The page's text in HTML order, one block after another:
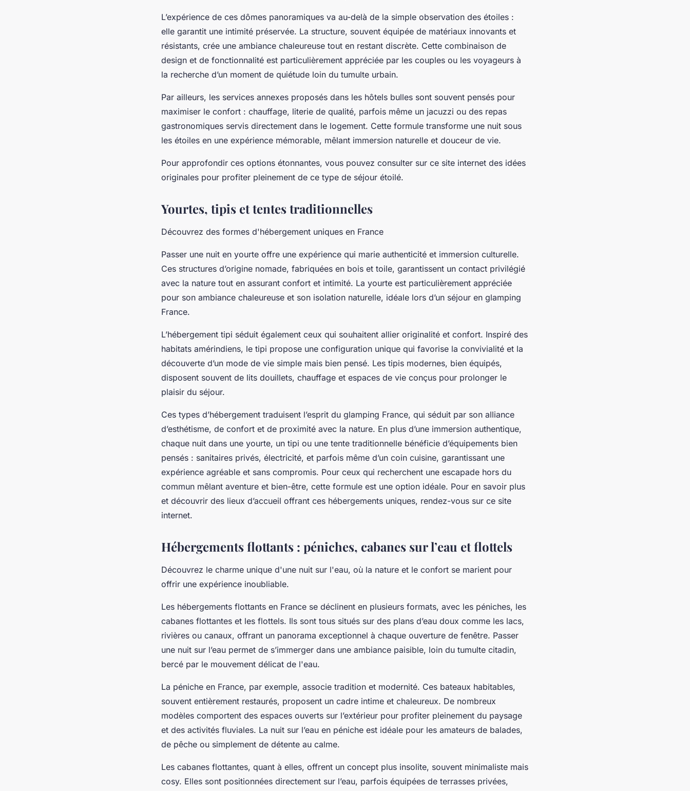
L’expérience de ces dômes panoramiques va au-delà de la simple observation des étoiles :
elle garantit une intimité préservée. La structure, souvent équipée de matériaux innovants et
résistants, crée une ambiance chaleureuse tout en restant discrète. Cette combinaison de
design et de fonctionnalité est particulièrement appréciée par les couples ou les voyageurs à
la recherche d’un moment de quiétude loin du tumulte urbain.
Par ailleurs, les services annexes proposés dans les hôtels bulles sont souvent pensés pour
maximiser le confort : chauffage, literie de qualité, parfois même un jacuzzi ou des repas
gastronomiques servis directement dans le logement. Cette formule transforme une nuit sous
les étoiles en une expérience mémorable, mêlant immersion naturelle et douceur de vie.
Pour approfondir ces options étonnantes, vous pouvez consulter sur ce site internet des idées
originales pour profiter pleinement de ce type de séjour étoilé.
Yourtes, tipis et tentes traditionnelles
Découvrez des formes d'hébergement uniques en France
Passer une nuit en yourte offre une expérience qui marie authenticité et immersion culturelle.
Ces structures d’origine nomade, fabriquées en bois et toile, garantissent un contact privilégié
avec la nature tout en assurant confort et intimité. La yourte est particulièrement appréciée
pour son ambiance chaleureuse et son isolation naturelle, idéale lors d’un séjour en glamping
France.
L’hébergement tipi séduit également ceux qui souhaitent allier originalité et confort. Inspiré des
habitats amérindiens, le tipi propose une configuration unique qui favorise la convivialité et la
découverte d’un mode de vie simple mais bien pensé. Les tipis modernes, bien équipés,
disposent souvent de lits douillets, chauffage et espaces de vie conçus pour prolonger le
plaisir du séjour.
Ces types d’hébergement traduisent l’esprit du glamping France, qui séduit par son alliance
d’esthétisme, de confort et de proximité avec la nature. En plus d’une immersion authentique,
chaque nuit dans une yourte, un tipi ou une tente traditionnelle bénéficie d’équipements bien
pensés : sanitaires privés, électricité, et parfois même d’un coin cuisine, garantissant une
expérience agréable et sans compromis. Pour ceux qui recherchent une escapade hors du
commun mêlant aventure et bien-être, cette formule est une option idéale. Pour en savoir plus
et découvrir des lieux d’accueil offrant ces hébergements uniques, rendez-vous sur ce site
internet.
Hébergements flottants : péniches, cabanes sur l’eau et flottels
Découvrez le charme unique d'une nuit sur l'eau, où la nature et le confort se marient pour
offrir une expérience inoubliable.
Les hébergements flottants en France se déclinent en plusieurs formats, avec les péniches, les
cabanes flottantes et les flottels. Ils sont tous situés sur des plans d’eau doux comme les lacs,
rivières ou canaux, offrant un panorama exceptionnel à chaque ouverture de fenêtre. Passer
une nuit sur l’eau permet de s’immerger dans une ambiance paisible, loin du tumulte citadin,
bercé par le mouvement délicat de l'eau.
La péniche en France, par exemple, associe tradition et modernité. Ces bateaux habitables,
souvent entièrement restaurés, proposent un cadre intime et chaleureux. De nombreux
modèles comportent des espaces ouverts sur l’extérieur pour profiter pleinement du paysage
et des activités fluviales. La nuit sur l’eau en péniche est idéale pour les amateurs de balades,
de pêche ou simplement de détente au calme.
Les cabanes flottantes, quant à elles, offrent un concept plus insolite, souvent minimaliste mais
cosy. Elles sont positionnées directement sur l’eau, parfois équipées de terrasses privées,